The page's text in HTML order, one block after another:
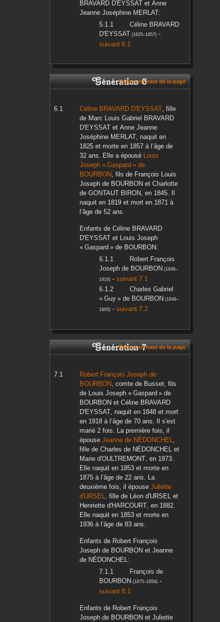
BRAVARD D'EYSSATet Anne
Jeanne JoséphineMERLAT:
CélineBRAVARD
D'EYSSAT (1825–1857)-
suivant 6.1
Génération 6Retour en haut de la page
CélineBRAVARD D'EYSSAT, fille
de Marc Louis Gabriel BRAVARD
D'EYSSATet Anne Jeanne
JoséphineMERLAT, naquit en
1825et morte en 1857à l’âge de
32 ans. Elle a épousé Louis
Joseph « Gaspard »de
BOURBON, fils de François Louis
Josephde BOURBON et Charlotte
de GONTAUT BIRON, en 1845. Il
naquit en 1819et mort en 1871à
l’âge de 52 ans.
Enfants de CélineBRAVARD
D'EYSSATet Louis Joseph
« Gaspard »de BOURBON:
Robert François
Josephde BOURBON (1848–
1918)- suivant 7.1
Charles Gabriel
« Guy »de BOURBON (1849–
1905)- suivant 7.2
Génération 7Retour en haut de la page
Robert François Josephde
BOURBON, comte de Busset, fils
de Louis Joseph « Gaspard »de
BOURBON et CélineBRAVARD
D'EYSSAT, naquit en 1848et mort
en 1918à l’âge de 70 ans. Il s'est
marié 2 fois. La première fois, il
épouse Jeannede NÉDONCHEL,
fille de Charles de NÉDONCHELet
Maried'OULTREMONT, en 1873.
Elle naquit en 1853et morte en
1875à l’âge de 22 ans. La
deuxième fois, il épouse Juliette
d'URSEL, fille de Léond'URSELet
Henrietted'HARCOURT, en 1882.
Elle naquit en 1853et morte en
1936à l’âge de 83 ans.
Enfants de Robert François
Josephde BOURBON et Jeanne
de NÉDONCHEL:
François de
BOURBON (1875–1954)-
suivant 8.1
Enfants de Robert François
Josephde BOURBON et Juliette